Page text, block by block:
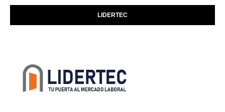
LIDERTEC